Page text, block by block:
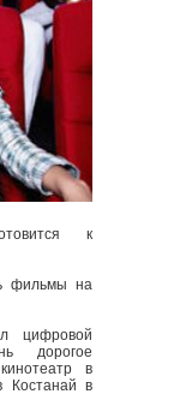
к
фильмы на
цифровой
дорогое
в
Костанай в